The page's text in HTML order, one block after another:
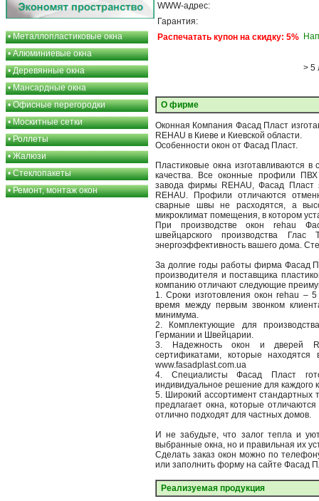
•Металлопластиковые окна
•Алюминиевые окна
•Деревянные окна
•Мансардные окна
•Офисные перегородки
•Москитные сетки
•Роллеты
•Жалюзи
•Стеклопакеты
•Ремонт, монтаж окон
WWW-адрес:
Гарантия:
Распечатать купон на скидку: 5%
> 5
О фирме
Оконная Компания Фасад Пласт
REHAU в Киеве и Киевской области.
Особенности окон от Фасад Пласт.
Пластиковые окна изготавливаются в
качества. Все оконные профили
завода фирмы REHAU, Фасад Пласт
REHAU. Профили отличаются
сварные швы не расходятся, а
микроклимат помещения, в котором
При производстве окон rehau
швейцарского производства Глас
энергоэффективность вашего дома.
За долгие годы работы фирма Фасад
производителя и поставщика
компанию отличают следующие
1. Сроки изготовления окон rehau –
время между первым звонком
минимума.
2. Комплектующие для
Германии и Швейцарии.
3. Надежность окон и дверей
сертификатами, которые
www.fasadplast.com.ua
4. Специалисты Фасад Пласт
индивидуальное решение для каждого
5. Широкий ассортимент стандартных
предлагает окна, которые
отлично подходят для частных домов.
И не забудьте, что залог тепла и
выбранные окна, но и правильная их
Сделать заказ окон можно по
или заполнить форму на сайте Фасад
Реализуемая продукция